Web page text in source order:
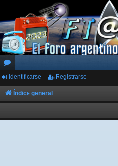
or
os
Identificarse Registrarse
Índice general